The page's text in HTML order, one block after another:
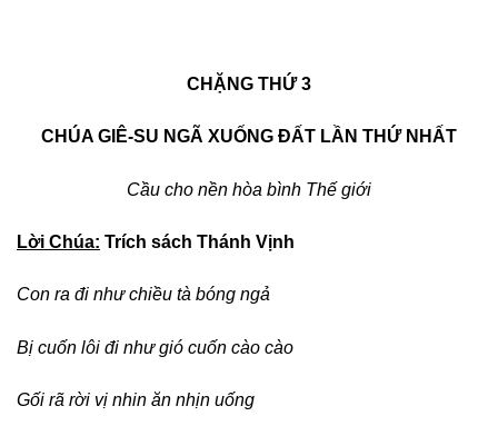
CHẶNG THỨ 3
CHÚA GIÊ-SU NGÃ XUỐNG ĐẤT LẦN THỨ NHẤT
Cầu cho nền hòa bình Thế giới
Lời Chúa: Trích sách Thánh Vịnh
Con ra đi như chiều tà bóng ngả
Bị cuốn lôi đi như gió cuốn cào cào
Gối rã rời vị nhin ăn nhịn uống